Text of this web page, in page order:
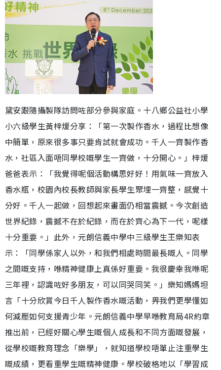
黛安跟隨攝製隊訪問咗部分參與家庭。十八鄉公益社小學
小六級學生黃梓煖分享：「第一次製作香水，過程比想像
中簡單，原來很多事只要肯試就會成功。千人一齊製作香
水，社區入面唔同學校嘅學生一齊做，十分開心。」梓煖
爸爸表示：「我覺得呢個活動構思好好！用氣味一齊放入
香水瓶，校園內校長教師與家長學生聚埋一齊整，感覺十
分好。千人一起做，回想起來畫面仍相當震撼。今次創造
世界紀錄，震撼不在於紀錄，而在於齊心為下一代，呢樣
十分重要。」此外，元朗信義中學中三級學生王樂知表
示：「同學係家人以外，和我們相處時間最長嘅人。同學
之間嘅支持，喺精神健康上真係好重要。我很慶幸我喺呢
三年裡，認識咗好多朋友，可以同哭同笑。」樂知媽媽坦
言「十分欣賞今日千人製作香水嘅活動，畀我們更學懂如
何減壓如何支援青少年。元朗信義中學早喺教育局4R約章
推出前，已經好關心學生嘅個人成長和不同方面嘅發展，
從學校嘅教育理念「樂學」，就知道學校唔單止注重學生
嘅成績，更看重學生嘅精神健康。學校破格地以「學習成